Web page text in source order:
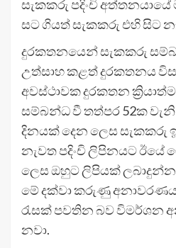
සැක­කරු පදිංචි
සට ගියත් සැක­කරු එහි සිට
දුර­ක­ත­න­යෙන් සැක­කරු
උත්සාහ කළත් දුර­ක­ත­නය
අව­ස්ථා­වක දුර­ක­තන
සම්බන්ධ වී තත්පර 52ක
දින­යක් දෙන ලෙස සැක­කරු
නැවත පදිංචි ලිපි­න­යට ඊයේ
ලෙස ඔහුට ලිපි­යක්
මේ දක්වා කරුණු
රැසක් පව­තින බව විම­ර්ශන
නවා.